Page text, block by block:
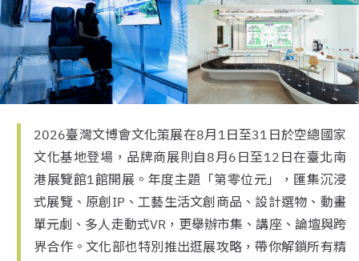
2026臺灣文博會文化策展在8月1日至31日於空總國家
文化基地登場，品牌商展則自8月6日至12日在臺北南
港展覽館1館開展。年度主題「第零位元」，匯集沉浸
式展覽、原創IP、工藝生活文創商品、設計選物、動畫
單元劇、多人走動式VR，更舉辦市集、講座、論壇與跨
界合作。文化部也特別推出逛展攻略，帶你解鎖所有精